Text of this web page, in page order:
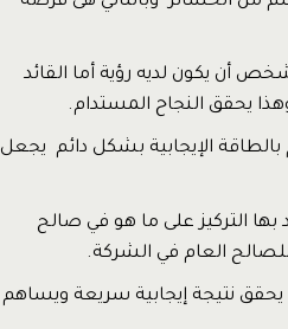
أن يكون لديه رؤية أما القائد
يحقق النجاح المستدام.
بالطاقة الإيجابية بشكل دائم يجعل
التركيز على ما هو في صالح
العام في الشركة.
نتيجة إيجابية سريعة ويساهم